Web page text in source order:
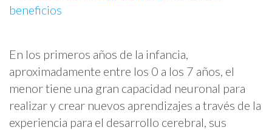
En los primeros años de la infancia,
aproximadamente entre los 0 a los 7 años, el
menor tiene una gran capacidad neuronal para
realizar y crear nuevos aprendizajes a través de la
experiencia para el desarrollo cerebral, sus